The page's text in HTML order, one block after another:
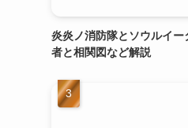
炎炎ノ消防隊とソウルイ
者と相関図など解説